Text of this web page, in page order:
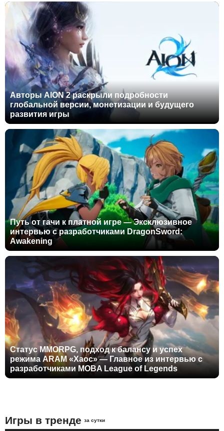
Авторы AION 2 раскрыли подробности
глобальной версии, монетизации и будущего
развития игры
Путь от гачи к платной игре — Эксклюзивное
интервью с разработчиками DragonSword:
Awakening
Статус MMORPG, подход к балансу и успех
режима ARAM «Хаос» — Главное из интервью с
разработчиками MOBA League of Legends
Игры в тренде за сутки